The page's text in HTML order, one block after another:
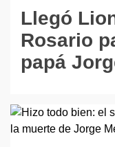
Llegó
Rosario
papá